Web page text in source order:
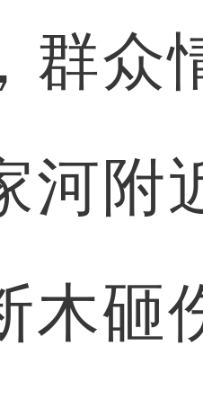
群众
河附
木砸